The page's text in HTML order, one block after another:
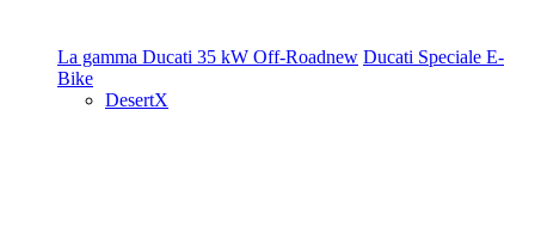
La gamma Ducati 35 kW Off-Roadnew Ducati Speciale E-
Bike
DesertX